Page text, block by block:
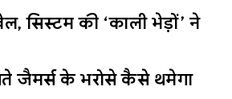
सिस्टम की ‘काली भेड़ों’ ने
जैमर्स के भरोसे कैसे थमेगा